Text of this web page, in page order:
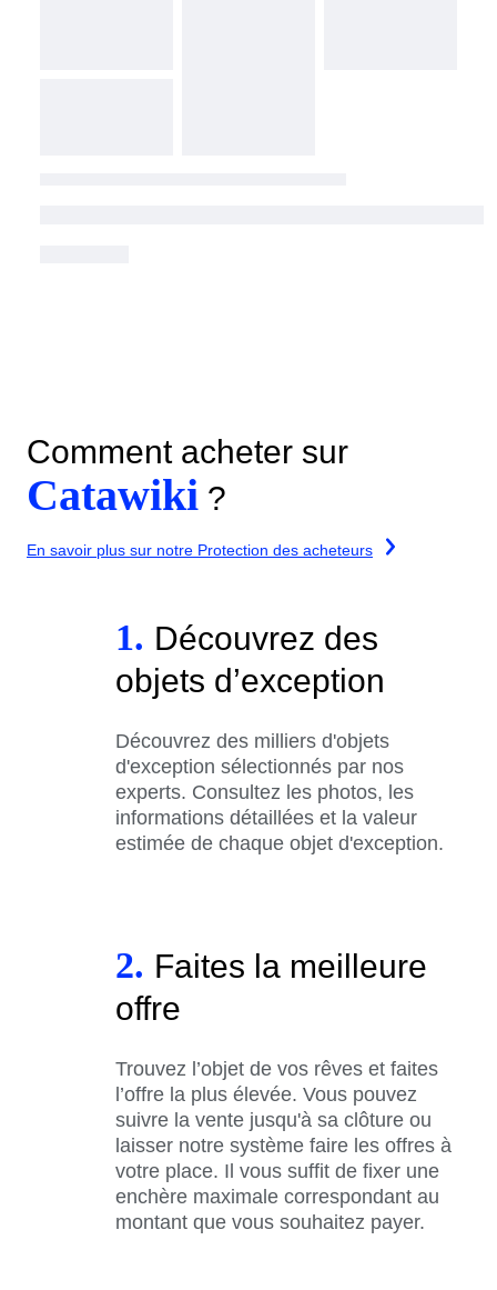
Comment acheter sur
Catawiki ?
En savoir plus sur notre Protection des acheteurs
1. Découvrez des
objets d’exception
Découvrez des milliers d'objets
d'exception sélectionnés par nos
experts. Consultez les photos, les
informations détaillées et la valeur
estimée de chaque objet d'exception.
2. Faites la meilleure
offre
Trouvez l’objet de vos rêves et faites
l’offre la plus élevée. Vous pouvez
suivre la vente jusqu'à sa clôture ou
laisser notre système faire les offres à
votre place. Il vous suffit de fixer une
enchère maximale correspondant au
montant que vous souhaitez payer.